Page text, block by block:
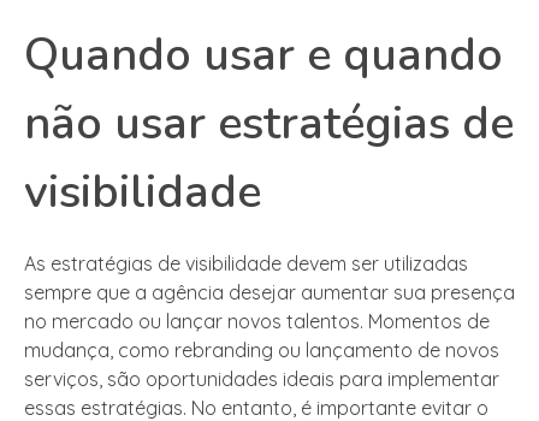
Quando usar e quando
não usar estratégias de
visibilidade
As estratégias de visibilidade devem ser utilizadas
sempre que a agência desejar aumentar sua presença
no mercado ou lançar novos talentos. Momentos de
mudança, como rebranding ou lançamento de novos
serviços, são oportunidades ideais para implementar
essas estratégias. No entanto, é importante evitar o